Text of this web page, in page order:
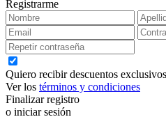
Registrarme
Quiero recibir descuentos
Ver los términos y condiciones
Finalizar registro
o iniciar sesión